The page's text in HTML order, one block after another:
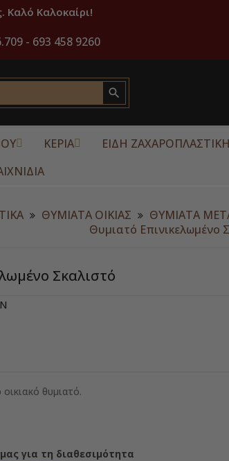
Καλοκαίρι!
- 693 458 9260

ΚΕΡΙΑ
ΕΙΔΗ
ΘΥΜΙΑΤΑ ΟΙΚΙΑΣ
ΘΥΜΙΑΤΑ
Θυμιατό Επινικελωμένο
Σκαλιστό
θυμιατό.
για τη διαθεσιμότητα